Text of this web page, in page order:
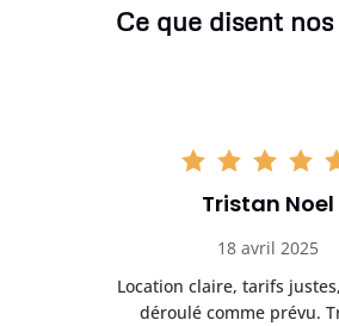
Ce que disent
Tristan Noel
18 avril 2025
Location claire, tarifs
déroulé comme prévu.